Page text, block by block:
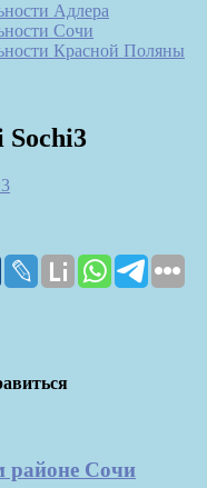
Адлера
Сочи
Красной Поляны
Sochi3
районе Сочи